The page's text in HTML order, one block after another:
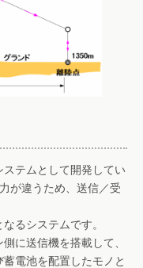
ムとして開発してい
が違うため、送信／受
ステムです。
信機を搭載して、
電池を配置したモノと